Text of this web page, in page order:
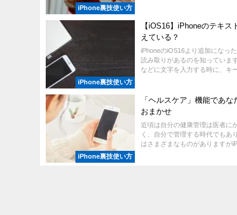
iPhone裏技使い方
iPhone裏技使い方
【iOS16】iPhoneのテキス
えている？
iPhoneのiOS16より追加になっ
読み取りがあるのを知っていま
などに文字を入力する時に、キ
iPhone裏技使い方
「ヘルスケア」機能であな
おまかせ
近頃は自分の健康管理は医者に
く、自分で管理する時代でもあ
はさまざまなものがありますが